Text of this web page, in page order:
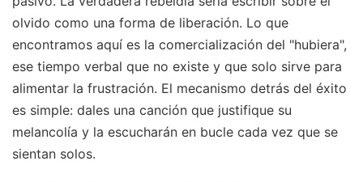
olvido como una forma de liberación. Lo que
encontramos aquí es la comercialización del "hubiera",
ese tiempo verbal que no existe y que solo sirve para
alimentar la frustración. El mecanismo detrás del éxito
es simple: dales una canción que justifique su
melancolía y la escucharán en bucle cada vez que se
sientan solos.